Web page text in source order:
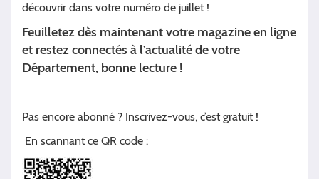
découvrir dans votre numéro de juillet !
Feuilletez dès maintenant votre magazine en ligne
et restez connectés à l’actualité de votre
Département, bonne lecture !
Pas encore abonné ? Inscrivez-vous, c’est gratuit !
​En scannant ce QR code :